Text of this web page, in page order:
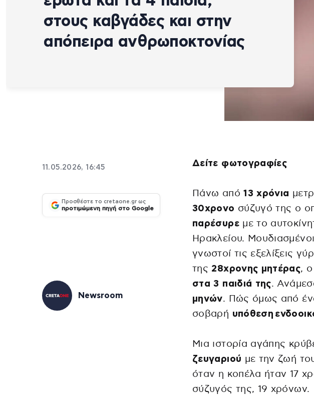
στους καβγάδες και στην
απόπειρα ανθρωποκτονίας
11.05.2026, 16:45
Προσθέστε το cretaone.gr ως
προτιμώμενη πηγή στο Google
Newsroom
Δείτε φωτογραφίες
Πάνω από13 χρόνια
30χρονο σύζυγό της ο
παρέσυρεμε το
Ηρακλείου.
γνωστοί τις εξελίξεις
της 28χρονης μητέρας, ο
στα 3 παιδιά της.
μηνών. Πώς όμως από
σοβαρή υπόθεση
Μια ιστορία αγάπης
ζευγαριού με την ζωή
όταν η κοπέλα ήταν 17
σύζυγός της, 19 χρόνων.